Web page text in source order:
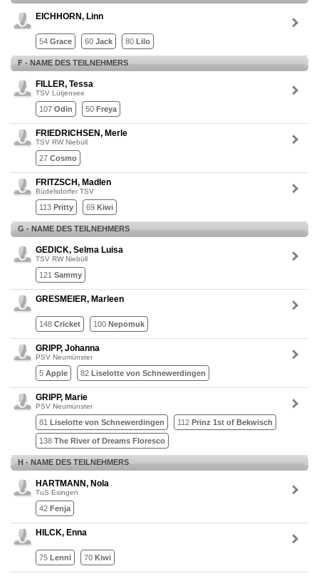
EICHHORN, Linn
54 Grace 60 Jack 80 Lilo
F - NAME DES TEILNEHMERS
FILLER, Tessa
TSV Lütjensee
107 Odin 50 Freya
FRIEDRICHSEN, Merle
TSV RW Niebüll
27 Cosmo
FRITZSCH, Madlen
Büdelsdorfer TSV
113 Pritty 69 Kiwi
G - NAME DES TEILNEHMERS
GEDICK, Selma Luisa
TSV RW Niebüll
121 Sammy
GRESMEIER, Marleen
148 Cricket 100 Nepomuk
GRIPP, Johanna
PSV Neumünster
5 Apple 82 Liselotte von Schnewerdingen
GRIPP, Marie
PSV Neumünster
81 Liselotte von Schnewerdingen 112 Prinz 1st of Bekwisch
138 The River of Dreams Floresco
H - NAME DES TEILNEHMERS
HARTMANN, Nola
TuS Esingen
42 Fenja
HILCK, Enna
75 Lenni 70 Kiwi